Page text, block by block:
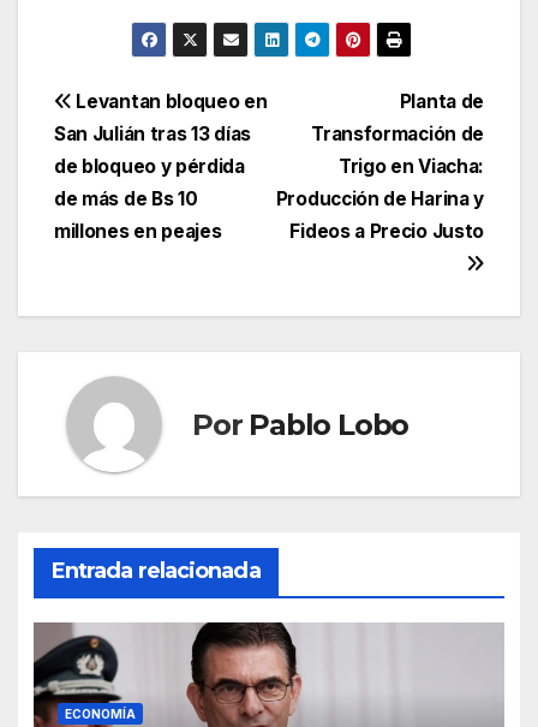
Navegación
de
entradas
Planta de
Transformación de
Trigo en Viacha:
Producción de Harina y
Fideos a Precio Justo
Levantan bloqueo en
San Julián tras 13 días
de bloqueo y pérdida
de más de Bs 10
millones en peajes
Por Pablo Lobo
Entrada relacionada
ECONOMÍA